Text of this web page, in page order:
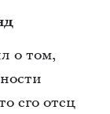
о том,
его отец